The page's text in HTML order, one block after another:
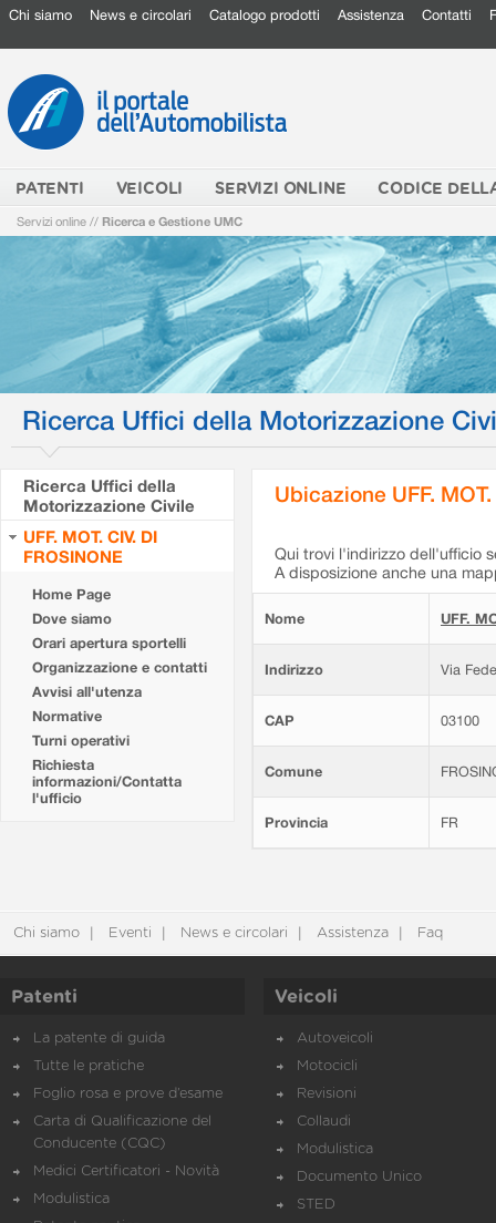
Chi siamo News e circolari Catalogo prodotti Assistenza Contatti
PATENTI VEICOLI SERVIZI ONLINE CODICE
Servizi online // Ricerca e Gestione UMC
Ricerca Uffici della Motorizzazione
Ricerca Uffici della
Motorizzazione Civile
UFF. MOT. CIV. DI
FROSINONE
Home Page
Dove siamo
Orari apertura sportelli
Organizzazione e contatti
Avvisi all'utenza
Normative
Turni operativi
Richiesta
informazioni/Contatta
l'ufficio
Ubicazione UFF.
Qui trovi l'indirizzo dell'ufficio
A disposizione anche una
Nome UFF.
Indirizzo Via
CAP 03100
Comune
Provincia FR
Chi siamo Eventi News e circolari Assistenza Faq
Patenti
La patente di guida
Tutte le pratiche
Foglio rosa e prove d’esame
Carta di Qualificazione del
Conducente (CQC)
Medici Certificatori - Novità
Modulistica
Veicoli
Autoveicoli
Motocicli
Revisioni
Collaudi
Modulistica
Documento Unico
STED